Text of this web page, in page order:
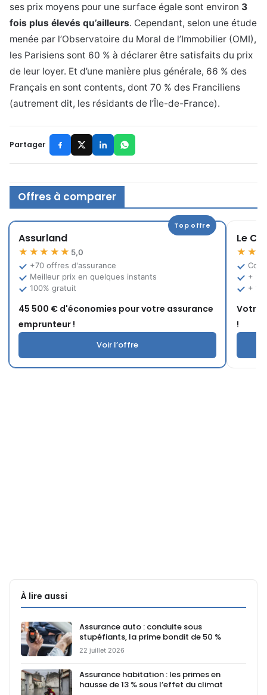
ses prix moyens pour une surface égale sont environ 3
fois plus élevés qu’ailleurs. Cependant, selon une étude
menée par l’Observatoire du Moral de l’Immobilier (OMI),
les Parisiens sont 60 % à déclarer être satisfaits du prix
de leur loyer. Et d’une manière plus générale, 66 % des
Français en sont contents, dont 70 % des Franciliens
(autrement dit, les résidants de l’Île-de-France).
Partager
Offres à comparer
Top offre
Assurland
★★★★★ 5,0
+70 offres d'assurance
Meilleur prix en quelques instants
100% gratuit
45 500 € d'économies pour votre assurance
emprunteur !
Voir l’offre
Le
+
+ 10
Votre
!
À lire aussi
Assurance auto : conduite sous
stupéfiants, la prime bondit de 50 %
22 juillet 2026
Assurance habitation : les primes en
hausse de 13 % sous l’effet du climat